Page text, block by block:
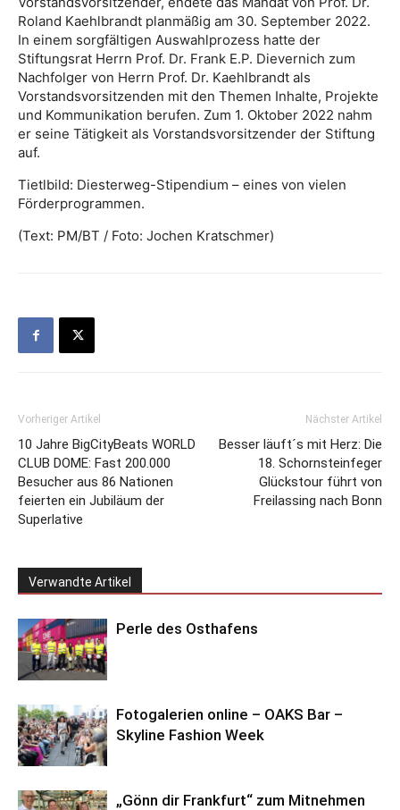
Roland Kaehlbrandt planmäßig am 30. September 2022.
In einem sorgfältigen Auswahlprozess hatte der
Stiftungsrat Herrn Prof. Dr. Frank E.P. Dievernich zum
Nachfolger von Herrn Prof. Dr. Kaehlbrandt als
Vorstandsvorsitzenden mit den Themen Inhalte, Projekte
und Kommunikation berufen. Zum 1. Oktober 2022 nahm
er seine Tätigkeit als Vorstandsvorsitzender der Stiftung
auf.
Tietlbild: Diesterweg-Stipendium – eines von vielen
Förderprogrammen.
(Text: PM/BT / Foto: Jochen Kratschmer)
Vorheriger Artikel
10 Jahre BigCityBeats WORLD
CLUB DOME: Fast 200.000
Besucher aus 86 Nationen
feierten ein Jubiläum der
Superlative
Nächster Artikel
Besser läuft´s mit Herz: Die
18. Schornsteinfeger
Glückstour führt von
Freilassing nach Bonn
Verwandte Artikel
Perle des Osthafens
Fotogalerien online – OAKS Bar –
Skyline Fashion Week
„Gönn dir Frankfurt“ zum Mitnehmen